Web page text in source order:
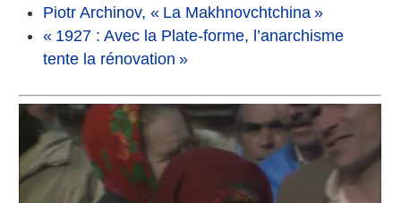
Piotr Archinov, « La Makhnovchtchina »
« 1927 : Avec la Plate-forme, l’anarchisme
tente la rénovation »